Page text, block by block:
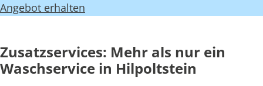
Angebot erhalten
Zusatzservices: Mehr als nur ein
Waschservice in Hilpoltstein